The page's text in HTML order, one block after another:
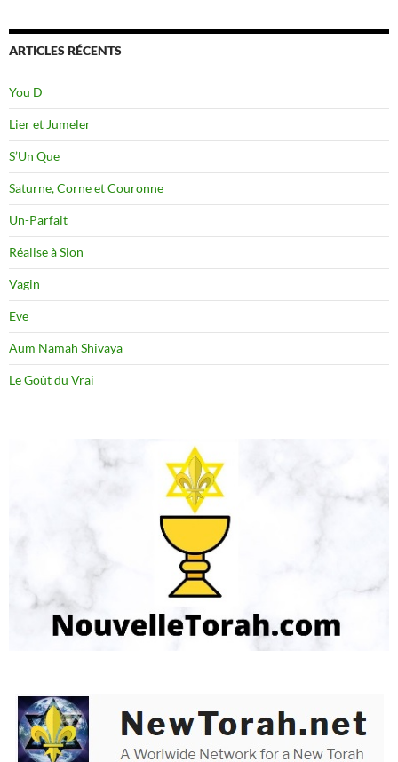
ARTICLES RÉCENTS
You D
Lier et Jumeler
S’Un Que
Saturne, Corne et Couronne
Un-Parfait
Réalise à Sion
Vagin
Eve
Aum Namah Shivaya
Le Goût du Vrai